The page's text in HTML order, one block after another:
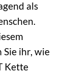
als
Sie ihr, wie
Kette